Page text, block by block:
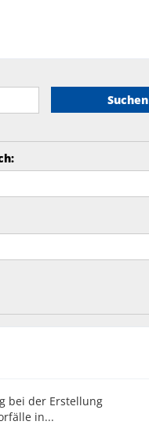
Suchen
:
bei der Erstellung
in...